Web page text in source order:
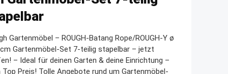
Gartenmöbel – ROUGH-Batang Rope/ROUGH-Y ø
Gartenmöbel-Set 7-teilig stapelbar – jetzt
– Ideal für deinen Garten & deine Einrichtung –
Top Preis! Tolle Angebote rund um Gartenmöbel-